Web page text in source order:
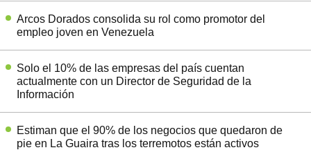
Arcos Dorados consolida su rol como promotor del
empleo joven en Venezuela
Solo el 10% de las empresas del país cuentan
actualmente con un Director de Seguridad de la
Información
Estiman que el 90% de los negocios que quedaron de
pie en La Guaira tras los terremotos están activos